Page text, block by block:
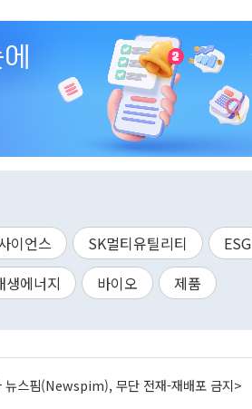
이언스 SK멀티유틸리티
ESG
생에너지 바이오 제품
뉴스핌(Newspim), 무단 전재-재배포 금지>